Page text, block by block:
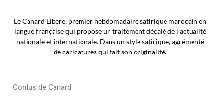
Le Canard Libere, premier hebdomadaire satirique marocain en
langue française qui propose un traitement décalé de l’actualité
nationale et internationale. Dans un style satirique, agrémenté
de caricatures qui fait son originalité.
Confus de Canard